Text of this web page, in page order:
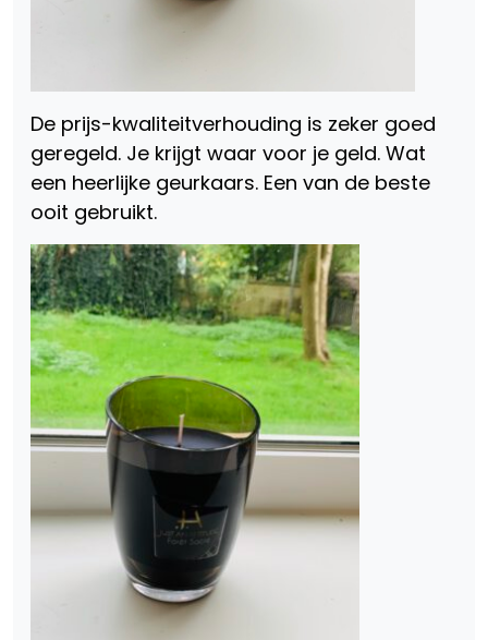
De prijs-kwaliteitverhouding is zeker goed
geregeld. Je krijgt waar voor je geld. Wat
een heerlijke geurkaars. Een van de beste
ooit gebruikt.